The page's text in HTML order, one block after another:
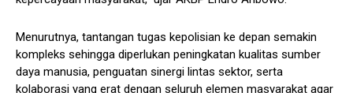
Menurutnya, tantangan tugas kepolisian ke depan semakin
kompleks sehingga diperlukan peningkatan kualitas sumber
daya manusia, penguatan sinergi lintas sektor, serta
kolaborasi yang erat dengan seluruh elemen masyarakat agar